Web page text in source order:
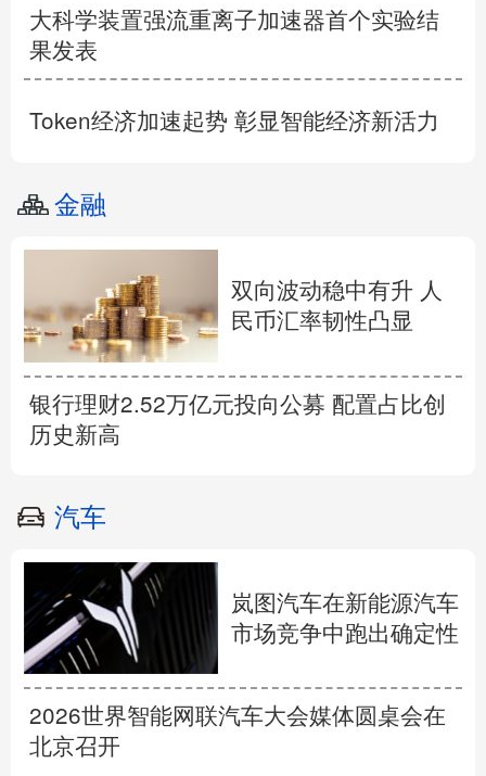
大科学装置强流重离子加速器首个实验结
果发表
Token经济加速起势 彰显智能经济新活力
金融
双向波动稳中有升 人
民币汇率韧性凸显
银行理财2.52万亿元投向公募 配置占比创
历史新高
汽车
岚图汽车在新能源汽车
市场竞争中跑出确定性
2026世界智能网联汽车大会媒体圆桌会在
北京召开